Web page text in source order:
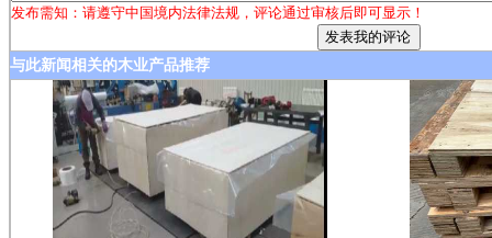
发布需知：请遵守中国境内法律法规，评论通过审核后即可显示！
与此新闻相关的木业产品推荐